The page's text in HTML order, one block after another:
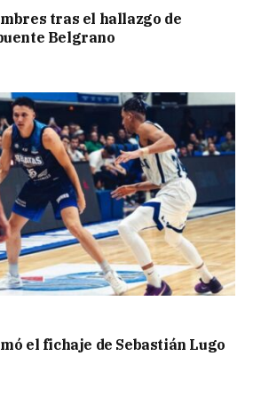
tras el hallazgo de
Belgrano
el fichaje de Sebastián Lugo